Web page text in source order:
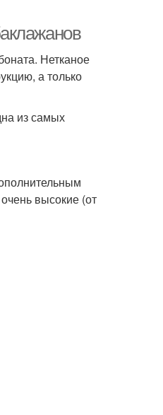
Нетканое
а только
из самых
высокие (от